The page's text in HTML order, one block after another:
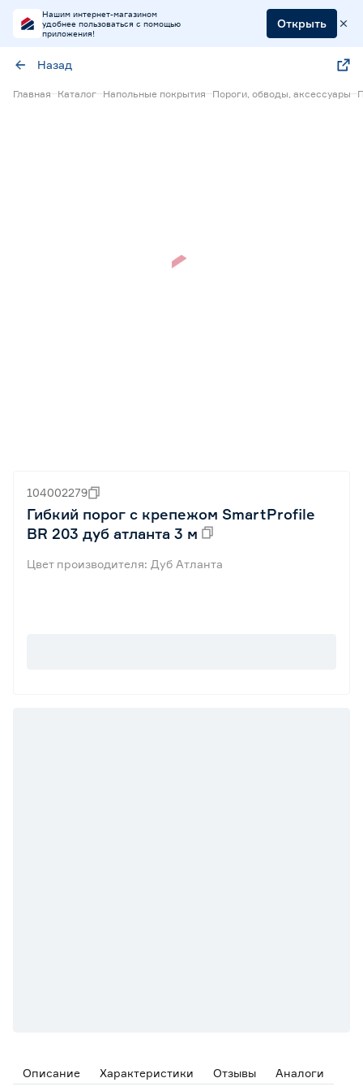
Нашим интернет-магазином
удобнее пользоваться с помощью
приложения!
Открыть
Назад
Главная Каталог Напольные покрытия Пороги, обводы, аксессуары
104002279
Гибкий порог с крепежом SmartProfile
BR 203 дуб атланта 3 м
Цвет производителя: Дуб Атланта
Описание Характеристики Отзывы Аналоги